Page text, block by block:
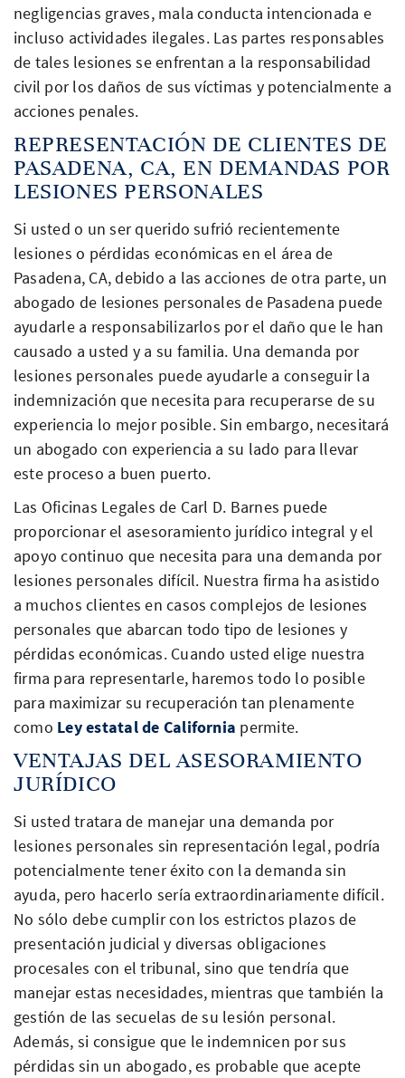
negligencias graves, mala conducta intencionada e
incluso actividades ilegales. Las partes responsables
de tales lesiones se enfrentan a la responsabilidad
civil por los daños de sus víctimas y potencialmente a
acciones penales.
REPRESENTACIÓN DE CLIENTES DE
PASADENA, CA, EN DEMANDAS POR
LESIONES PERSONALES
Si usted o un ser querido sufrió recientemente
lesiones o pérdidas económicas en el área de
Pasadena, CA, debido a las acciones de otra parte, un
abogado de lesiones personales de Pasadena puede
ayudarle a responsabilizarlos por el daño que le han
causado a usted y a su familia. Una demanda por
lesiones personales puede ayudarle a conseguir la
indemnización que necesita para recuperarse de su
experiencia lo mejor posible. Sin embargo, necesitará
un abogado con experiencia a su lado para llevar
este proceso a buen puerto.
Las Oficinas Legales de Carl D. Barnes puede
proporcionar el asesoramiento jurídico integral y el
apoyo continuo que necesita para una demanda por
lesiones personales difícil. Nuestra firma ha asistido
a muchos clientes en casos complejos de lesiones
personales que abarcan todo tipo de lesiones y
pérdidas económicas. Cuando usted elige nuestra
firma para representarle, haremos todo lo posible
para maximizar su recuperación tan plenamente
como Ley estatal de California permite.
VENTAJAS DEL ASESORAMIENTO
JURÍDICO
Si usted tratara de manejar una demanda por
lesiones personales sin representación legal, podría
potencialmente tener éxito con la demanda sin
ayuda, pero hacerlo sería extraordinariamente difícil.
No sólo debe cumplir con los estrictos plazos de
presentación judicial y diversas obligaciones
procesales con el tribunal, sino que tendría que
manejar estas necesidades, mientras que también la
gestión de las secuelas de su lesión personal.
Además, si consigue que le indemnicen por sus
pérdidas sin un abogado, es probable que acepte